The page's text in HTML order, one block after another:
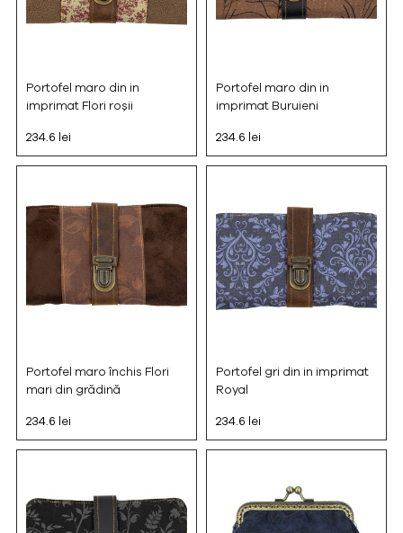
Portofel maro din in
imprimat Flori roșii
234.6 lei
Portofel maro din in
imprimat Buruieni
234.6 lei
Portofel maro închis Flori
mari din grădină
234.6 lei
Portofel gri din in imprimat
Royal
234.6 lei